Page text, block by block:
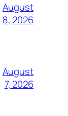
August
8, 2026
August
7, 2026